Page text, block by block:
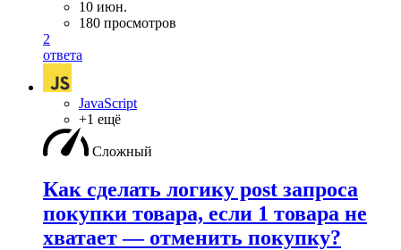
10 июн.
180 просмотров
2
ответа
JavaScript
+1 ещё
Сложный
Как сделать логику post запроса
покупки товара, если 1 товара не
хватает — отменить покупку?